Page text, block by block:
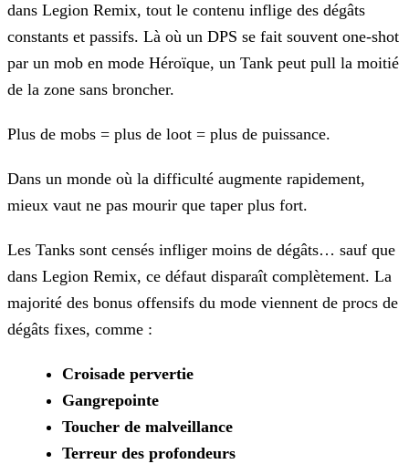
dans Legion Remix, tout le contenu inflige des dégâts
constants et passifs. Là où un DPS se fait souvent one-shot
par un mob en mode Héroïque, un Tank peut pull la moitié
de la zone sans broncher.
Plus de mobs = plus de loot = plus de puissance.
Dans un monde où la difficulté augmente rapidement,
mieux vaut ne pas mourir que taper plus fort.
Les Tanks sont censés infliger moins de dégâts… sauf que
dans Legion Remix, ce défaut disparaît complètement. La
majorité des bonus offensifs du mode viennent de procs de
dégâts fixes, comme :
Croisade pervertie
Gangrepointe
Toucher de malveillance
Terreur des profondeurs